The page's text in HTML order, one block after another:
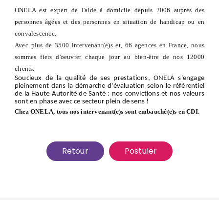
ONELA est expert de l'aide à domicile depuis 2006 auprès des
personnes âgées et des personnes en situation de handicap ou en
convalescence.
Avec plus de 3500 intervenant(e)s et, 66 agences en France, nous
sommes fiers d'oeuvrer chaque jour au bien-être de nos 12000
clients.
Soucieux de la qualité de ses prestations, ONELA s'engage
pleinement dans la démarche d'évaluation selon le référentiel
de la Haute Autorité de Santé : nos convictions et nos valeurs
sont en phase avec ce secteur plein de sens !
Chez ONELA, tous nos intervenant(e)s sont embauché(e)s en CDI.
Retour Postuler